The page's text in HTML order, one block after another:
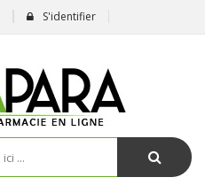
S'identifier